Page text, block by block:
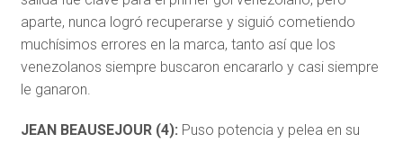
aparte, nunca logró recuperarse y siguió cometiendo
muchísimos errores en la marca, tanto así que los
venezolanos siempre buscaron encararlo y casi siempre
le ganaron.
JEAN BEAUSEJOUR (4): Puso potencia y pelea en su